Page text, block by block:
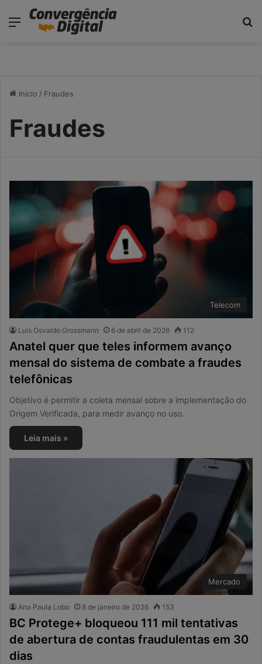
Menu
Início / Fraudes
Fraudes
Telecom
Luís Osvaldo Grossmann 6 de abril de 2026 112
Anatel quer que teles informem avanço
mensal do sistema de combate a fraudes
telefônicas
Objetivo é permitir a coleta mensal sobre a implementação do
Origem Verificada, para medir avanço no uso.
Leia mais »
Mercado
Ana Paula Lobo 8 de janeiro de 2026 153
BC Protege+ bloqueou 111 mil tentativas
de abertura de contas fraudulentas em 30
dias